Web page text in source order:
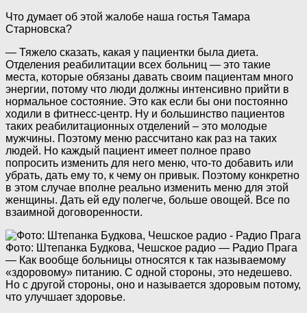
Что думает об этой жалобе наша гостья Тамара
Старновска?
— Тяжело сказать, какая у пациентки была диета.
Отделения реабилитации всех больниц — это такие
места, которые обязаны давать своим пациентам много
энергии, потому что люди должны интенсивно прийти в
нормальное состояние. Это как если бы они постоянно
ходили в фитнесс-центр. Ну и большинство пациентов
таких реабилитационных отделений – это молодые
мужчины. Поэтому меню рассчитано как раз на таких
людей. Но каждый пациент имеет полное право
попросить изменить для него меню, что-то добавить или
убрать, дать ему то, к чему он привык. Поэтому конкретно
в этом случае вполне реально изменить меню для этой
женщины. Дать ей еду полегче, больше овощей. Все по
взаимной договоренности.
Фото: Штепанка Будкова, Чешское радио — Радио Прага
— Как вообще больницы относятся к так называемому
«здоровому» питанию. С одной стороны, это недешево.
Но с другой стороны, оно и называется здоровым потому,
что улучшает здоровье.